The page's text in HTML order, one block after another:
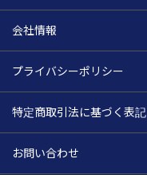
会社情報
プライバシーポリシー
特定商取引法に基づく表記
お問い合わせ